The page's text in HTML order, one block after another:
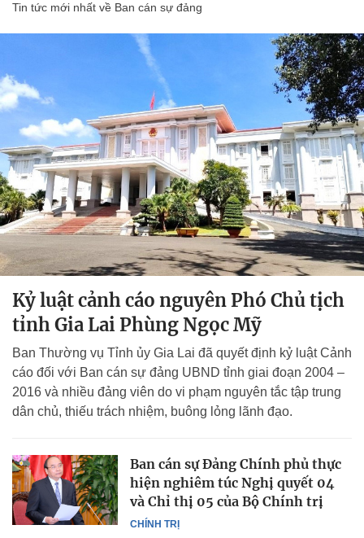
Tin tức mới nhất về Ban cán sự đảng
Kỷ luật cảnh cáo nguyên Phó Chủ tịch
tỉnh Gia Lai Phùng Ngọc Mỹ
Ban Thường vụ Tỉnh ủy Gia Lai đã quyết định kỷ luật Cảnh
cáo đối với Ban cán sự đảng UBND tỉnh giai đoạn 2004 –
2016 và nhiều đảng viên do vi phạm nguyên tắc tập trung
dân chủ, thiếu trách nhiệm, buông lỏng lãnh đạo.
CHÍNH TRỊ
Ban cán sự Đảng Chính phủ thực
hiện nghiêm túc Nghị quyết 04
và Chỉ thị 05 của Bộ Chính trị